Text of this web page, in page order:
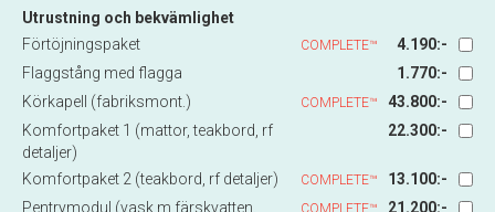
Utrustning och bekvämlighet
Förtöjningspaket
COMPLETE™
4.190:-
Flaggstång med flagga
1.770:-
Körkapell (fabriksmont.)
COMPLETE™
43.800:-
Komfortpaket 1 (mattor, teakbord, rf
detaljer)
22.300:-
Komfortpaket 2 (teakbord, rf detaljer) COMPLETE™
13.100:-
Pentrymodul (vask m färskvatten,
COMPLETE™ 21.200:-